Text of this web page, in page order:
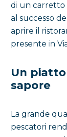
di un carretto
al successo
aprire il
presente in
Un
sapore
La grande
pescatori